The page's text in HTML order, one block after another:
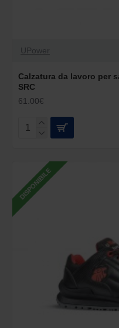
UPower
Calzatura da lavoro per
SRC
61.00€
DISPONIBILE